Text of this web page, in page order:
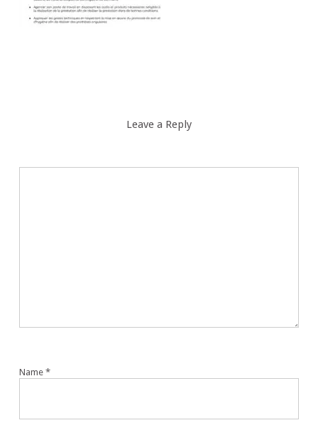
Leave a Reply
Name *